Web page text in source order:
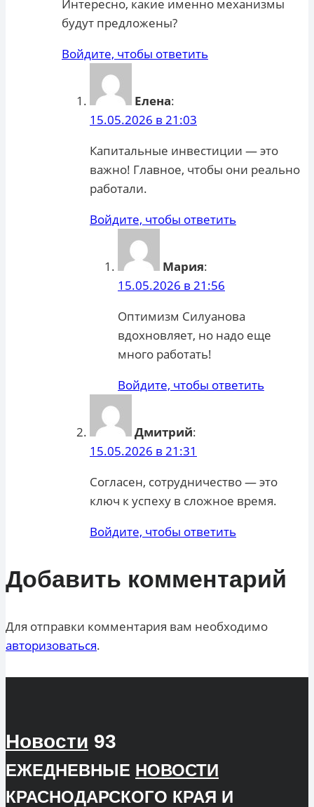
Интересно, какие именно механизмы
будут предложены?
Войдите, чтобы ответить
Елена:
15.05.2026 в 21:03
Капитальные инвестиции — это
важно! Главное, чтобы они реально
работали.
Войдите, чтобы ответить
Мария:
15.05.2026 в 21:56
Оптимизм Силуанова
вдохновляет, но надо еще
много работать!
Войдите, чтобы ответить
Дмитрий:
15.05.2026 в 21:31
Согласен, сотрудничество — это
ключ к успеху в сложное время.
Войдите, чтобы ответить
Добавить комментарий
Для отправки комментария вам необходимо
авторизоваться.
Новости 93
ЕЖЕДНЕВНЫЕ НОВОСТИ
КРАСНОДАРСКОГО КРАЯ И